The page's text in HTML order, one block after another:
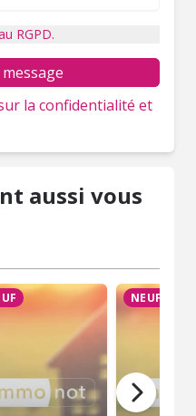
RGPD.
la confidentialité et
aussi vous
NEUF